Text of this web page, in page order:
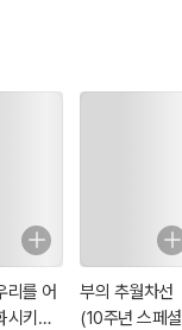
리를 어
시키는
부의 추월차선
(10주년 스페셜